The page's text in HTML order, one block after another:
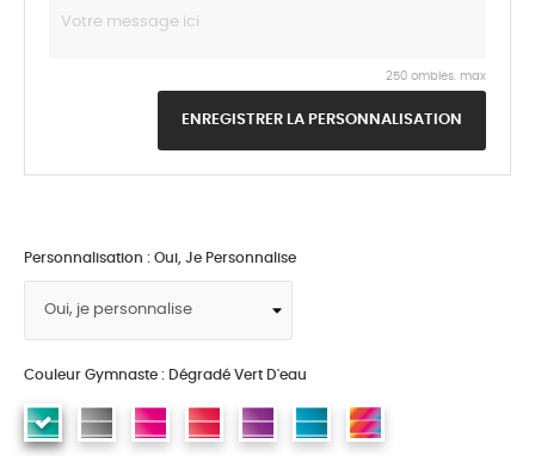
250 ombles. max
ENREGISTRER LA PERSONNALISATION
Personnalisation : Oui, Je Personnalise
Couleur Gymnaste : Dégradé Vert D'eau